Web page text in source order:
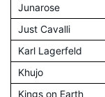
Junarose
Just Cavalli
Karl Lagerfeld
Khujo
Kings on Earth